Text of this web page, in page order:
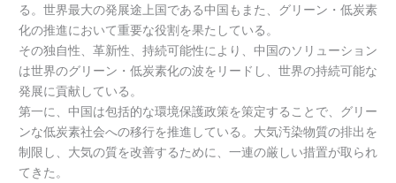
る。世界最大の発展途上国である中国もまた、グリーン・低炭素
化の推進において重要な役割を果たしている。
その独自性、革新性、持続可能性により、中国のソリューション
は世界のグリーン・低炭素化の波をリードし、世界の持続可能な
発展に貢献している。
第一に、中国は包括的な環境保護政策を策定することで、グリー
ンな低炭素社会への移行を推進している。大気汚染物質の排出を
制限し、大気の質を改善するために、一連の厳しい措置が取られ
てきた。